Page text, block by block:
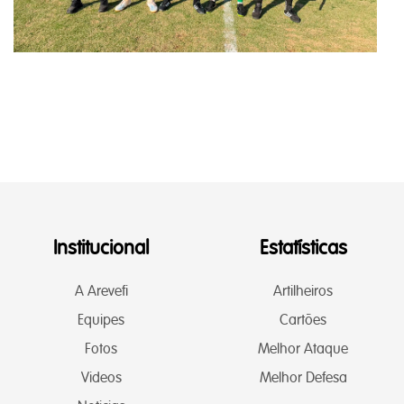
Institucional
A Arevefi
Equipes
Fotos
Videos
Estatísticas
Artilheiros
Cartões
Melhor Ataque
Melhor Defesa